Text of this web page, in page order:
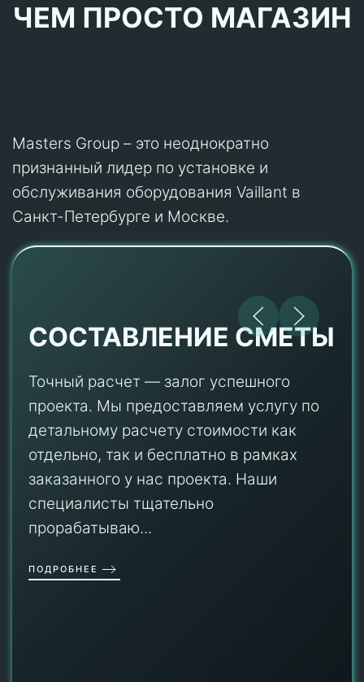
ЧЕМ ПРОСТО МАГАЗИН
Masters Group – это неоднократно
признанный лидер по установке и
обслуживания оборудования Vaillant в
Санкт-Петербурге и Москве.
СОСТАВЛЕНИЕ СМЕТЫ
Точный расчет — залог успешного
проекта. Мы предоставляем услугу по
детальному расчету стоимости как
отдельно, так и бесплатно в рамках
заказанного у нас проекта. Наши
специалисты тщательно
прорабатываю...
ПОДРОБНЕЕ